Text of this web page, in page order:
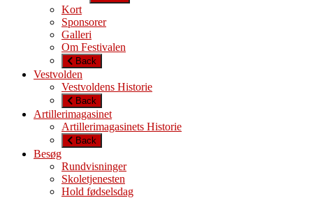
Kort
Sponsorer
Galleri
Om Festivalen
Back
Vestvolden
Vestvoldens Historie
Back
Artillerimagasinet
Artillerimagasinets Historie
Back
Besøg
Rundvisninger
Skoletjenesten
Hold fødselsdag